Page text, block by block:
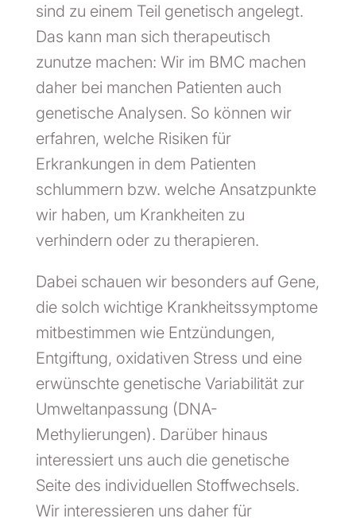
sind zu einem Teil genetisch angelegt.
Das kann man sich therapeutisch
zunutze machen: Wir im BMC machen
daher bei manchen Patienten auch
genetische Analysen. So können wir
erfahren, welche Risiken für
Erkrankungen in dem Patienten
schlummern bzw. welche Ansatzpunkte
wir haben, um Krankheiten zu
verhindern oder zu therapieren.
Dabei schauen wir besonders auf Gene,
die solch wichtige Krankheitssymptome
mitbestimmen wie Entzündungen,
Entgiftung, oxidativen Stress und eine
erwünschte genetische Variabilität zur
Umweltanpassung (DNA-
Methylierungen). Darüber hinaus
interessiert uns auch die genetische
Seite des individuellen Stoffwechsels.
Wir interessieren uns daher für